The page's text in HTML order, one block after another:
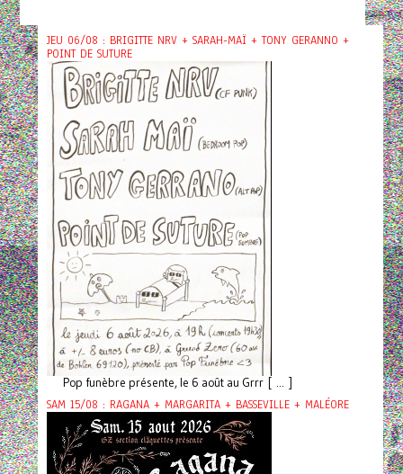
JEU 06/08 : BRIGITTE NRV + SARAH-MAÏ + TONY GERANNO +
POINT DE SUTURE
Pop funèbre présente, le 6 août au Grrr [ ... ]
SAM 15/08 : RAGANA + MARGARITA + BASSEVILLE + MALÉORE